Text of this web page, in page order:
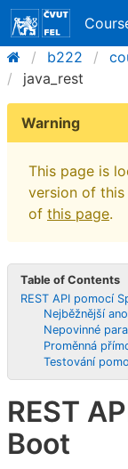
b222
java_rest
Warning
This page is
version of this
of this page.
Table of Contents
REST API pomocí
Nejběžnější
Nepovinné
Proměnná
Testování
REST
Boot